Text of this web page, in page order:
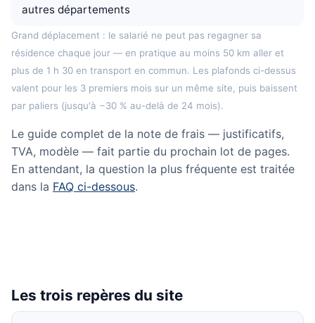
autres départements
Grand déplacement : le salarié ne peut pas regagner sa
résidence chaque jour — en pratique au moins 50 km aller et
plus de 1 h 30 en transport en commun. Les plafonds ci-dessus
valent pour les 3 premiers mois sur un même site, puis baissent
par paliers (jusqu'à −30 % au-delà de 24 mois).
Le guide complet de la note de frais — justificatifs,
TVA, modèle — fait partie du prochain lot de pages.
En attendant, la question la plus fréquente est traitée
dans la FAQ ci-dessous.
Les trois repères du site